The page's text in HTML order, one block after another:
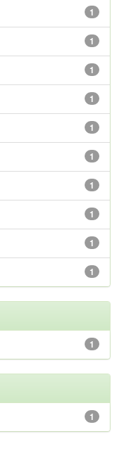
1
1
1
1
1
1
1
1
1
1
1
1